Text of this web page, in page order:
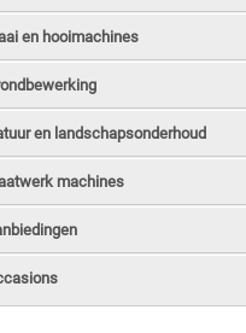
en hooimachines
en landschapsonderhoud
machines